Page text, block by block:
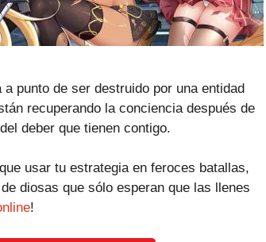
punto de ser destruido por una entidad
recuperando la conciencia después de
deber que tienen contigo.
usar tu estrategia en feroces batallas,
diosas que sólo esperan que las llenes
!